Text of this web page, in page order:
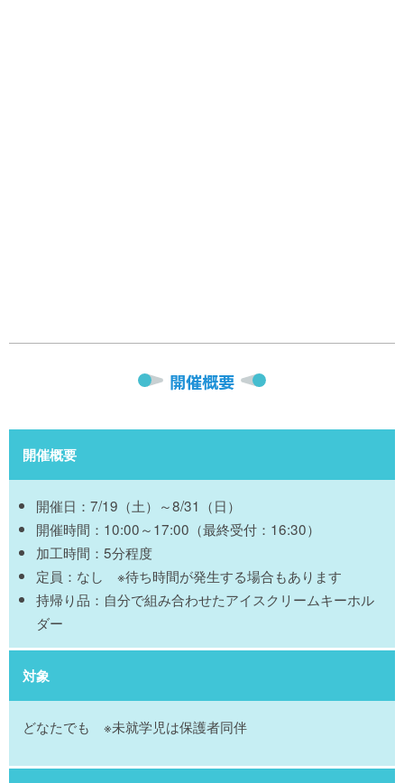
開催概要
開催概要
開催日：7/19（土）～8/31（日）
開催時間：10:00～17:00（最終受付：16:30）
加工時間：5分程度
定員：なし ※待ち時間が発生する場合もあります
持帰り品：自分で組み合わせたアイスクリームキーホル
ダー
対象
どなたでも ※未就学児は保護者同伴